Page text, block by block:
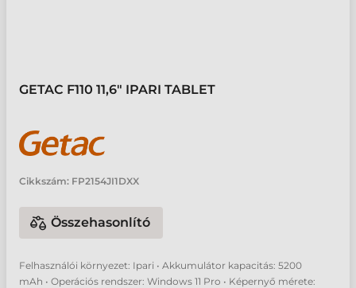
GETAC F110 11,6" IPARI TABLET
Cikkszám: FP2154JI1DXX
Összehasonlító
Felhasználói környezet: Ipari • Akkumulátor kapacitás: 5200
mAh • Operációs rendszer: Windows 11 Pro • Képernyő mérete: